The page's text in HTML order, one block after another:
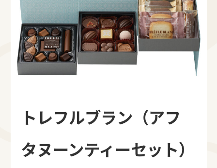
トレフルブラン（アフ
タヌーンティーセット）